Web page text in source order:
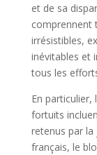
et de sa
comprennent
irrésistibles,
inévitables et
tous les
En
fortuits
retenus par la
français, le